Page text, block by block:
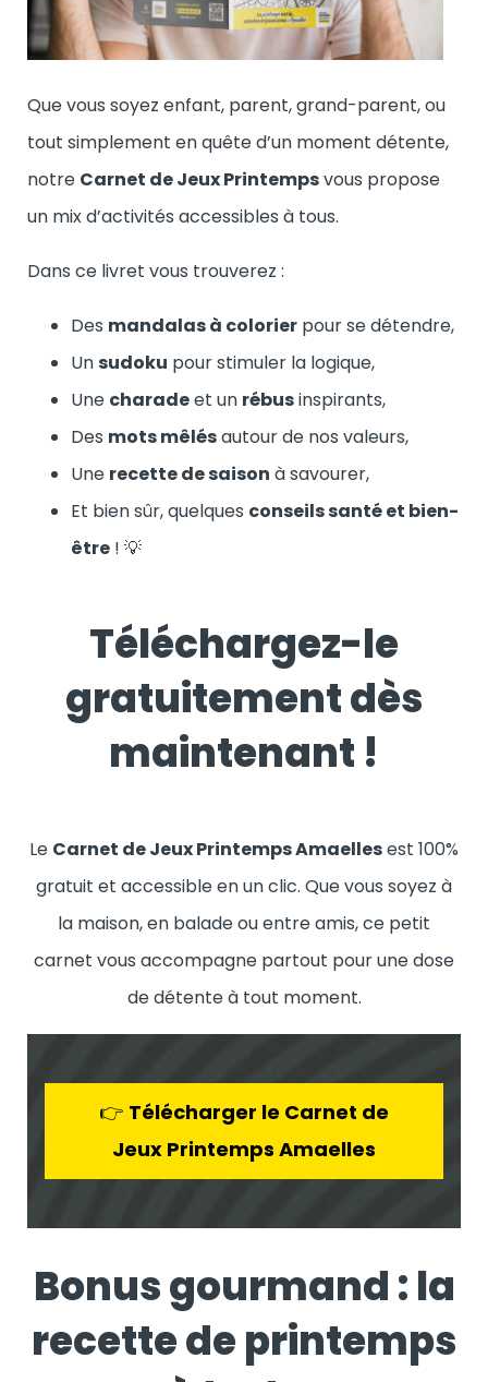
Que vous soyez enfant, parent, grand-parent, ou
tout simplement en quête d’un moment détente,
notre Carnet de Jeux Printempsvous propose
un mix d’activités accessibles à tous.
Dans ce livret vous trouverez :
Des mandalas à colorier pour se détendre,
Un sudoku pour stimuler la logique,
Une charadeet un rébusinspirants,
Des mots mêlésautour de nos valeurs,
Une recette de saison à savourer,
Et bien sûr, quelques conseils santé et bien-
être ! 💡
Téléchargez-le
gratuitement dès
maintenant !
Le Carnet de Jeux Printemps Amaellesest 100%
gratuit et accessible en un clic. Que vous soyez à
la maison, en balade ou entre amis, ce petit
carnet vous accompagne partout pour une dose
de détente à tout moment.
👉 Télécharger le Carnet de
Jeux Printemps Amaelles
Bonus gourmand : la
recette de printemps